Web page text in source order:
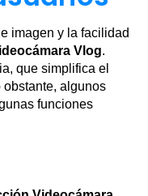
imagen y la facilidad
Vlog.
que simplifica el
algunos
funciones